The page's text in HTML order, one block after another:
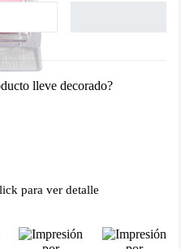
lleve decorado?
para ver detalle